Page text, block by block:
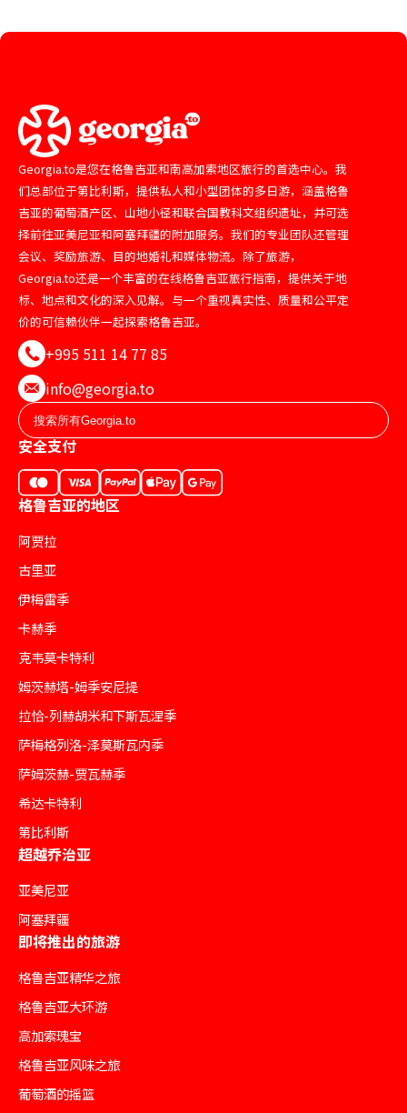
Georgia.to是您在格鲁吉亚和南高加索地区旅行的首选中心。我
们总部位于第比利斯，提供私人和小型团体的多日游，涵盖格鲁
吉亚的葡萄酒产区、山地小径和联合国教科文组织遗址，并可选
择前往亚美尼亚和阿塞拜疆的附加服务。我们的专业团队还管理
会议、奖励旅游、目的地婚礼和媒体物流。除了旅游，
Georgia.to还是一个丰富的在线格鲁吉亚旅行指南，提供关于地
标、地点和文化的深入见解。与一个重视真实性、质量和公平定
价的可信赖伙伴一起探索格鲁吉亚。
+995 511 14 77 85
info@georgia.to
安全支付
格鲁吉亚的地区
阿贾拉
古里亚
伊梅雷季
卡赫季
克韦莫卡特利
姆茨赫塔-姆季安尼提
拉恰-列赫胡米和下斯瓦涅季
萨梅格列洛-泽莫斯瓦内季
萨姆茨赫-贾瓦赫季
希达卡特利
第比利斯
超越乔治亚
亚美尼亚
阿塞拜疆
即将推出的旅游
格鲁吉亚精华之旅
格鲁吉亚大环游
高加索瑰宝
格鲁吉亚风味之旅
葡萄酒的摇篮